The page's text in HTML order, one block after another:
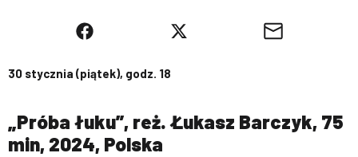
30 stycznia (piątek), godz. 18
„Próba łuku”, reż. Łukasz Barczyk, 75
min, 2024, Polska